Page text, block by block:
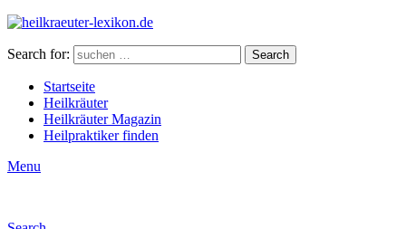
Search for: Search
Startseite
Heilkräuter
Heilkräuter Magazin
Heilpraktiker finden
Menu